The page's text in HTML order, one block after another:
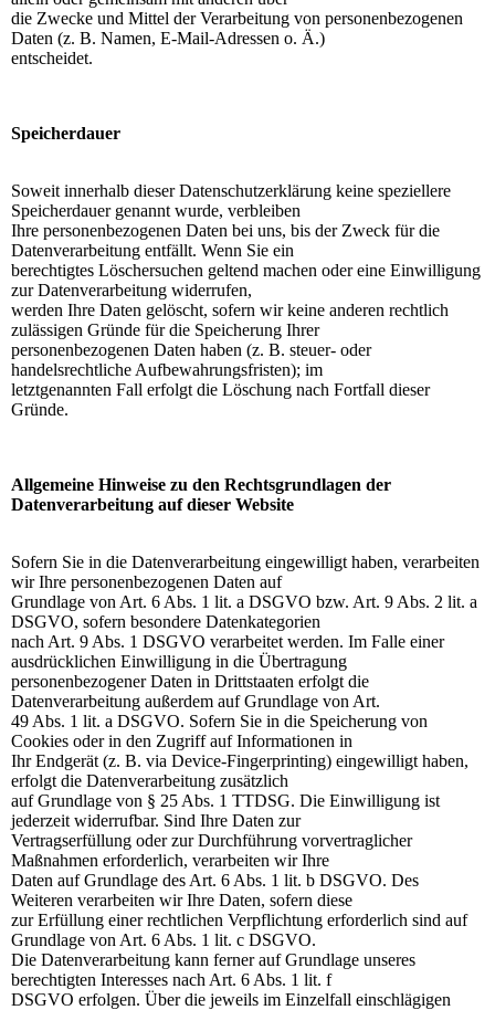
die Zwecke und Mittel der Verarbeitung von personenbezogenen
Daten (z. B. Namen, E-Mail-Adressen o. Ä.)
entscheidet.
Speicherdauer
Soweit innerhalb dieser Datenschutzerklärung keine speziellere
Speicherdauer genannt wurde, verbleiben
Ihre personenbezogenen Daten bei uns, bis der Zweck für die
Datenverarbeitung entfällt. Wenn Sie ein
berechtigtes Löschersuchen geltend machen oder eine Einwilligung
zur Datenverarbeitung widerrufen,
werden Ihre Daten gelöscht, sofern wir keine anderen rechtlich
zulässigen Gründe für die Speicherung Ihrer
personenbezogenen Daten haben (z. B. steuer- oder
handelsrechtliche Aufbewahrungsfristen); im
letztgenannten Fall erfolgt die Löschung nach Fortfall dieser
Gründe.
Allgemeine Hinweise zu den Rechtsgrundlagen der
Datenverarbeitung auf dieser Website
Sofern Sie in die Datenverarbeitung eingewilligt haben, verarbeiten
wir Ihre personenbezogenen Daten auf
Grundlage von Art. 6 Abs. 1 lit. a DSGVO bzw. Art. 9 Abs. 2 lit. a
DSGVO, sofern besondere Datenkategorien
nach Art. 9 Abs. 1 DSGVO verarbeitet werden. Im Falle einer
ausdrücklichen Einwilligung in die Übertragung
personenbezogener Daten in Drittstaaten erfolgt die
Datenverarbeitung außerdem auf Grundlage von Art.
49 Abs. 1 lit. a DSGVO. Sofern Sie in die Speicherung von
Cookies oder in den Zugriff auf Informationen in
Ihr Endgerät (z. B. via Device-Fingerprinting) eingewilligt haben,
erfolgt die Datenverarbeitung zusätzlich
auf Grundlage von § 25 Abs. 1 TTDSG. Die Einwilligung ist
jederzeit widerrufbar. Sind Ihre Daten zur
Vertragserfüllung oder zur Durchführung vorvertraglicher
Maßnahmen erforderlich, verarbeiten wir Ihre
Daten auf Grundlage des Art. 6 Abs. 1 lit. b DSGVO. Des
Weiteren verarbeiten wir Ihre Daten, sofern diese
zur Erfüllung einer rechtlichen Verpflichtung erforderlich sind auf
Grundlage von Art. 6 Abs. 1 lit. c DSGVO.
Die Datenverarbeitung kann ferner auf Grundlage unseres
berechtigten Interesses nach Art. 6 Abs. 1 lit. f
DSGVO erfolgen. Über die jeweils im Einzelfall einschlägigen